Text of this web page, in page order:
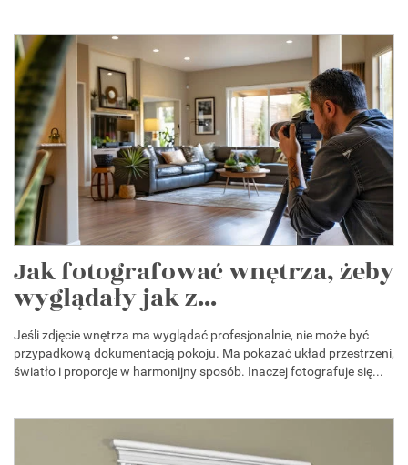
Jak fotografować wnętrza, żeby
wyglądały jak z...
Jeśli zdjęcie wnętrza ma wyglądać profesjonalnie, nie może być
przypadkową dokumentacją pokoju. Ma pokazać układ przestrzeni,
światło i proporcje w harmonijny sposób. Inaczej fotografuje się...